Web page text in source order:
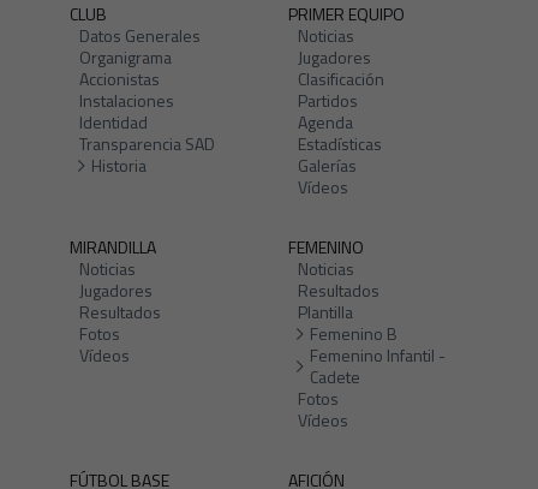
CLUB
Datos Generales
Organigrama
Accionistas
Instalaciones
Identidad
Transparencia SAD
Historia
PRIMER EQUIPO
Noticias
Jugadores
Clasificación
Partidos
Agenda
Estadísticas
Galerías
Vídeos
MIRANDILLA
Noticias
Jugadores
Resultados
Fotos
Vídeos
FEMENINO
Noticias
Resultados
Plantilla
Femenino B
Femenino Infantil -
Cadete
Fotos
Vídeos
FÚTBOL BASE
AFICIÓN